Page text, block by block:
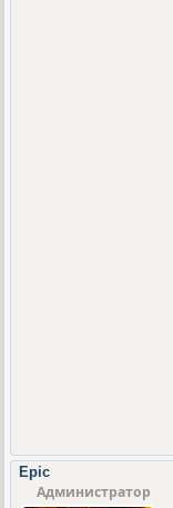
Epic
Администратор